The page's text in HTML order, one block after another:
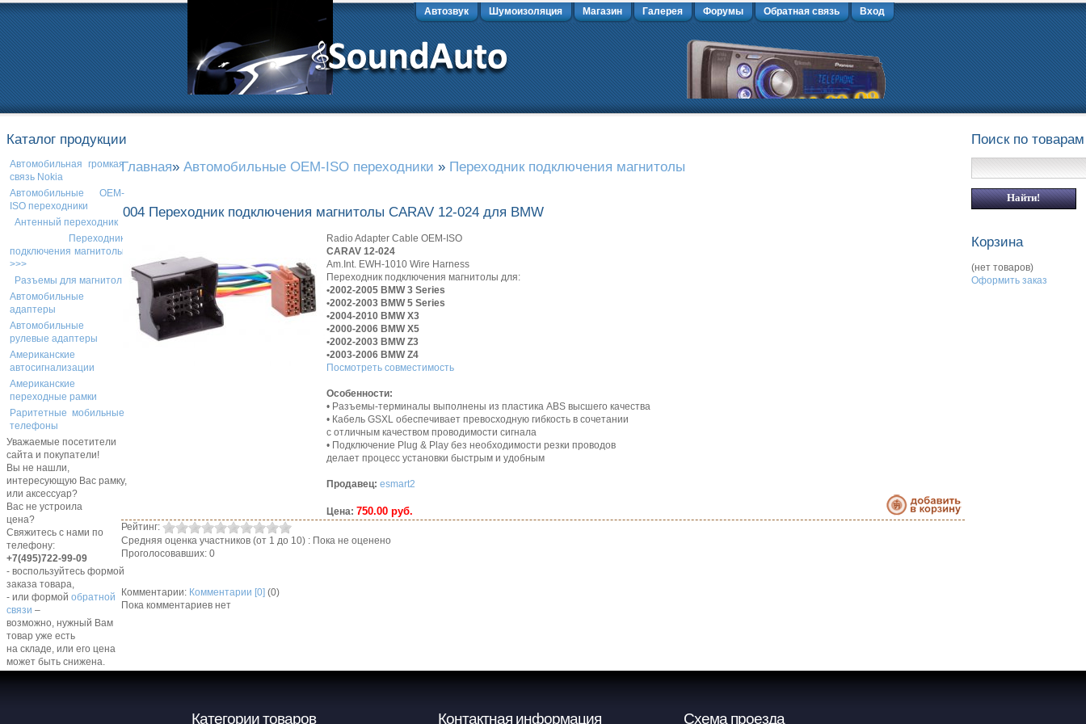
Автозвук Шумоизоляция Магазин Галерея Форумы Обратная связь Вход
Каталог продукции
Автомобильная громкая
связь Nokia
Автомобильные OEM-
ISO переходники
Антенный переходник
Переходник
подключения магнитолы
>>>
Разъемы для магнитол
Автомобильные
адаптеры
Автомобильные
рулевые адаптеры
Американские
автосигнализации
Американские
переходные рамки
Раритетные мобильные
телефоны
Уважаемые посетители
сайта и покупатели!
Вы не нашли,
интересующую Вас рамку,
или аксессуар?
Вас не устроила
цена?
Свяжитесь с нами по
телефону:
+7(495)722-99-09
- воспользуйтесь формой
заказа товара,
- или формой обратной
связи –
возможно, нужный Вам
товар уже есть
на складе, или его цена
может быть снижена.
Главная» Автомобильные OEM-ISO переходники » Переходник подключения магнитолы
004 Переходник подключения магнитолы CARAV 12-024 для BMW
Radio Adapter Cable OEM-ISO
CARAV 12-024
Am.Int. EWH-1010 Wire Harness
Переходник подключения магнитолы для:
•2002-2005 BMW 3 Series
•2002-2003 BMW 5 Series
•2004-2010 BMW X3
•2000-2006 BMW X5
•2002-2003 BMW Z3
•2003-2006 BMW Z4
Посмотреть совместимость
Особенности:
• Разъемы-терминалы выполнены из пластика ABS высшего качества
• Кабель GSXL обеспечивает превосходную гибкость в сочетании
с отличным качеством проводимости сигнала
• Подключение Plug & Play без необходимости резки проводов
делает процесс установки быстрым и удобным
Продавец: esmart2
Цена: 750.00 руб.
Рейтинг:
Средняя оценка участников (от 1 до 10) : Пока не оценено
Проголосовавших: 0
Комментарии: Комментарии [0] (0)
Пока комментариев нет
Поиск по товарам
Корзина
(нет товаров)
Оформить заказ
Категории товаров Контактная информация Схема проезда